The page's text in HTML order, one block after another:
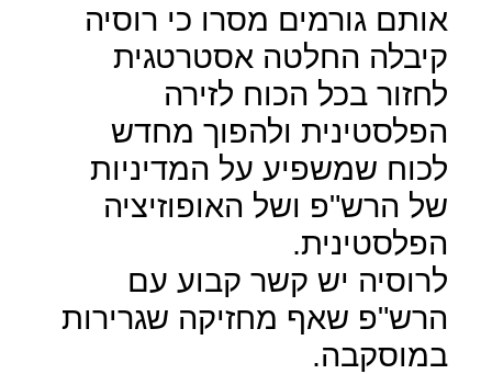
אותם גורמים מסרו כי רוסיה
קיבלה החלטה אסטרטגית
לחזור בכל הכוח לזירה
הפלסטינית ולהפוך מחדש
לכוח שמשפיע על המדיניות
של הרש"פ ושל האופוזיציה
הפלסטינית.
לרוסיה יש קשר קבוע עם
הרש"פ שאף מחזיקה שגרירות
במוסקבה.